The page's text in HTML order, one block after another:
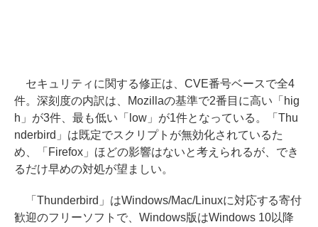
セキュリティに関する修正は、CVE番号ベースで全4
件。深刻度の内訳は、Mozillaの基準で2番目に高い「hig
h」が3件、最も低い「low」が1件となっている。「Thu
nderbird」は既定でスクリプトが無効化されているた
め、「Firefox」ほどの影響はないと考えられるが、でき
るだけ早めの対処が望ましい。
「Thunderbird」はWindows/Mac/Linuxに対応する寄付
歓迎のフリーソフトで、Windows版はWindows 10以降